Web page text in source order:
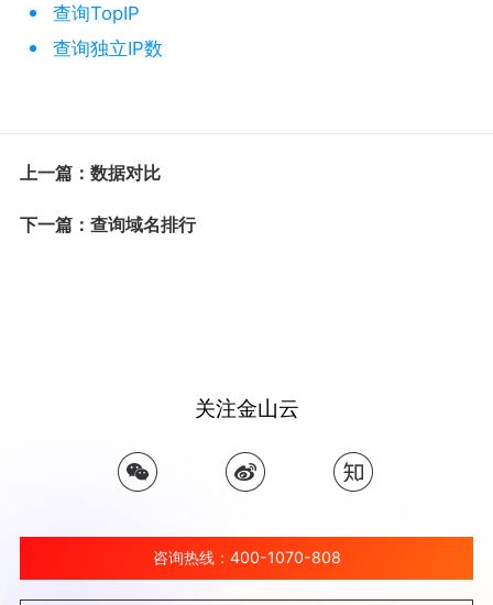
查询TopIP
查询独立IP数
上一篇：数据对比
下一篇：查询域名排行
关注金山云
咨询热线：400-1070-808